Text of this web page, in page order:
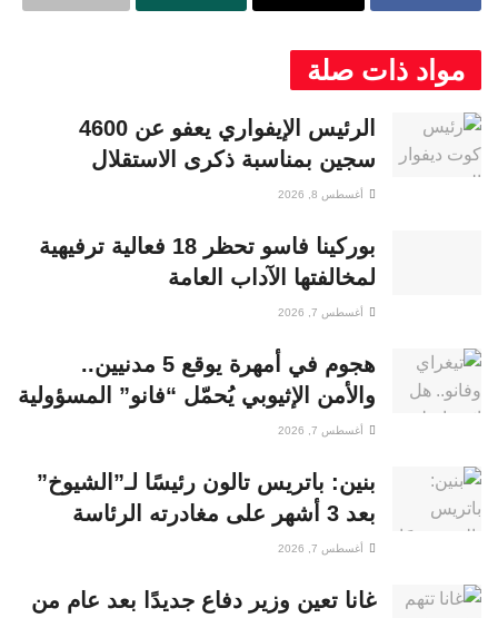
مواد ذات صلة
الرئيس الإيفواري يعفو عن 4600
سجين بمناسبة ذكرى الاستقلال
أغسطس 8, 2026
بوركينا فاسو تحظر 18 فعالية ترفيهية
لمخالفتها الآداب العامة
أغسطس 7, 2026
هجوم في أمهرة يوقع 5 مدنيين..
والأمن الإثيوبي يُحمّل “فانو” المسؤولية
أغسطس 7, 2026
بنين: باتريس تالون رئيسًا لـ”الشيوخ”
بعد 3 أشهر على مغادرته الرئاسة
أغسطس 7, 2026
غانا تعين وزير دفاع جديدًا بعد عام من